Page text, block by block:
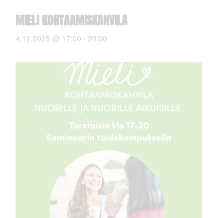
MIELI KOHTAAMISKAHVILA
4.12.2025 @ 17:00 - 20:00